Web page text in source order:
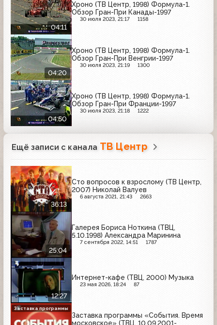
04:11
Хроно (ТВ Центр, 1998) Формула-1.
Обзор Гран-При Канады-1997
30 июля 2023, 21:17 1158
04:20
Хроно (ТВ Центр, 1998) Формула-1.
Обзор Гран-При Венгрии-1997
30 июля 2023, 21:19 1300
04:50
Хроно (ТВ Центр, 1998) Формула-1.
Обзор Гран-При Франции-1997
30 июля 2023, 21:18 1222
Ещё записи с канала ТВ Центр
36:13
Сто вопросов к взрослому (ТВ Центр,
2007) Николай Валуев
6 августа 2021, 21:43 2663
25:04
Галерея Бориса Ноткина (ТВЦ,
5.10.1998) Александра Маринина
7 сентября 2022, 14:51 1787
12:27
Интернет-кафе (ТВЦ, 2000) Музыка
23 мая 2026, 18:24 87
Заставка программы «События. Время
московское» (ТВЦ, 10.09.2001-
Заставка программы